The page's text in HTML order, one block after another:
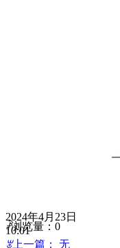
2024年4月23日
10:01
ꄘ浏览量： 0
ꂃ上一篇：
无